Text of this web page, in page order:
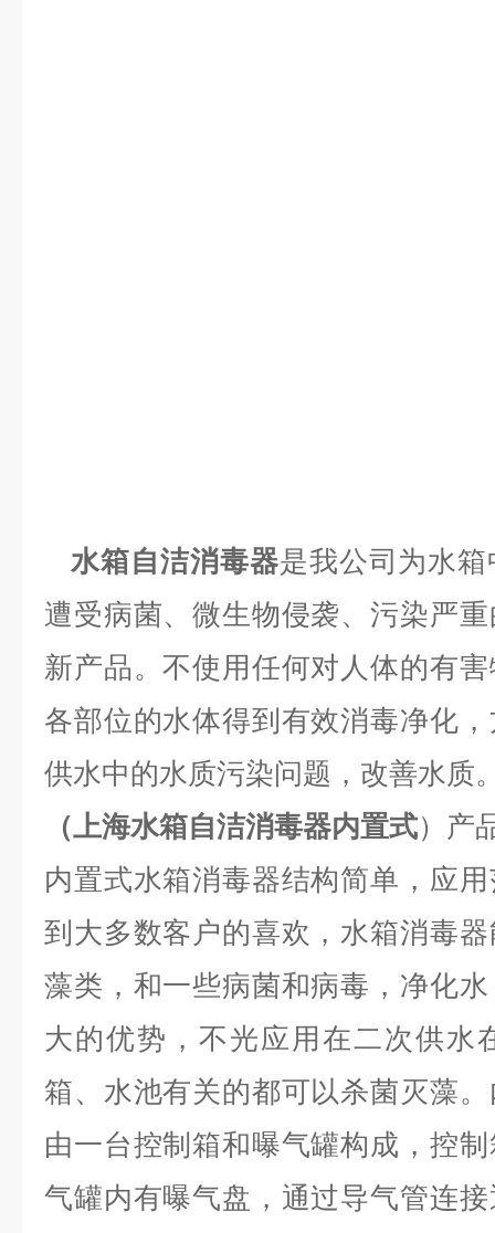
水箱自洁消毒器是我公司为水
遭受病菌、微生物侵袭、污染严
新产品。不使用任何对人体的有
各部位的水体得到有效消毒净化
供水中的水质污染问题，改善水质
（上海水箱自洁消毒器内置式）产
内置式水箱消毒器结构简单，应
到大多数客户的喜欢，水箱消毒
藻类，和一些病菌和病毒，净化
大的优势，不光应用在二次供水
箱、水池有关的都可以杀菌灭藻
由一台控制箱和曝气罐构成，控
气罐内有曝气盘，通过导气管连